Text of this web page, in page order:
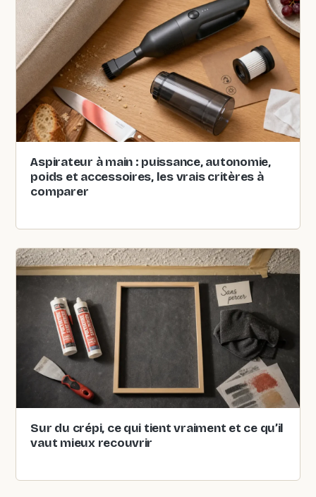
Aspirateur à main : puissance, autonomie,
poids et accessoires, les vrais critères à
comparer
Sur du crépi, ce qui tient vraiment et ce qu’il
vaut mieux recouvrir